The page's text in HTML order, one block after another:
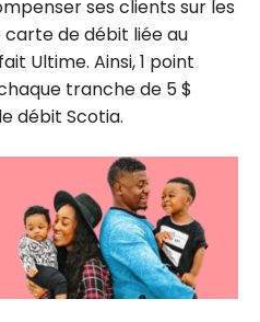
ses clients sur les
de débit liée au
Ultime. Ainsi, 1 point
tranche de 5 $
débit Scotia.